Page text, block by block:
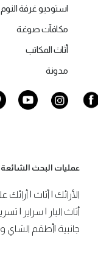
استوديو غرفة النوم
مكافآت صوغة
أثاث المكاتب
مدونة
عمليات البحث الشائعة
الأرائك أثاث
أثاث البار
سراير
جانبية أطقم الشاي